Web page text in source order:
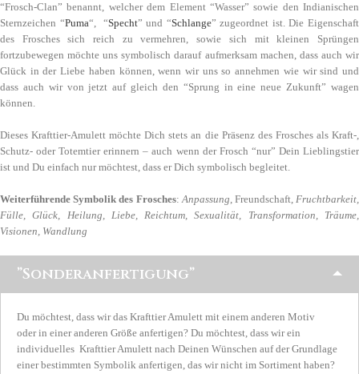
“Frosch-Clan” benannt, welcher dem Element “Wasser” sowie den Indianischen
Sternzeichen “Puma“, “Specht” und “Schlange” zugeordnet ist. Die Eigenschaft
des Frosches sich reich zu vermehren, sowie sich mit kleinen Sprüngen
fortzubewegen möchte uns symbolisch darauf aufmerksam machen, dass auch wir
Glück in der Liebe haben können, wenn wir uns so annehmen wie wir sind und
dass auch wir von jetzt auf gleich den “Sprung in eine neue Zukunft” wagen
können.
Dieses Krafttier-Amulett möchte Dich stets an die Präsenz des Frosches als Kraft-,
Schutz- oder Totemtier erinnern – auch wenn der Frosch “nur” Dein Lieblingstier
ist und Du einfach nur möchtest, dass er Dich symbolisch begleitet.
Weiterführende Symbolik des Frosches:Anpassung, Freundschaft,Fruchtbarkeit,
Fülle, Glück, Heilung, Liebe, Reichtum, Sexualität, Transformation, Träume,
Visionen, Wandlung
”Sonderanfertigung”
Du möchtest, dass wir das Krafttier Amulett mit einem anderen Motiv
oder in einer anderen Größe anfertigen? Du möchtest, dass wir ein
individuelles Krafttier Amulett nach Deinen Wünschen auf der Grundlage
einer bestimmten Symbolik anfertigen, das wir nicht im Sortiment haben?